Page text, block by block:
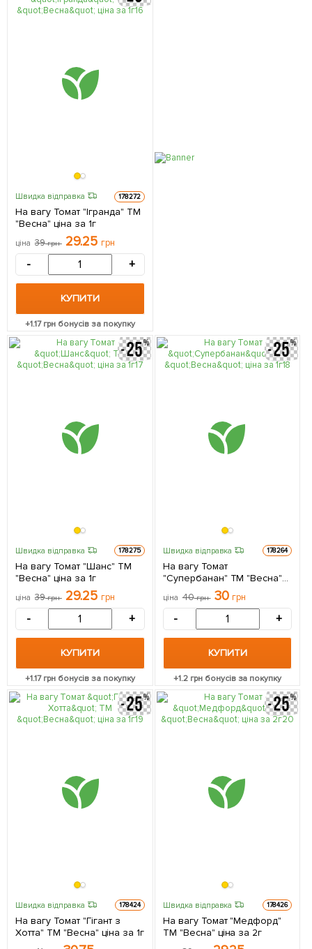
Швидка відправка 178272
На вагу Томат "Ігранда" ТМ
"Весна" ціна за 1г
ціна 39грн 29.25 грн
- +
КУПИТИ
+1.17грн бонусів за покупку
Швидка відправка 178275
На вагу Томат "Шанс" ТМ
"Весна" ціна за 1г
ціна 39грн 29.25 грн
- +
КУПИТИ
+1.17грн бонусів за покупку
Швидка відправка 178264
На вагу Томат
"Супербанан" ТМ "Весна"
ціна 40грн 30 грн
- +
КУПИТИ
+1.2грн бонусів за покупку
Швидка відправка 178424
На вагу Томат "Гігант з
Хотта" ТМ "Весна" ціна за 1г
Швидка відправка 178426
На вагу Томат "Медфорд"
ТМ "Весна" ціна за 2г